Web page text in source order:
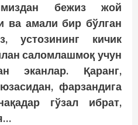
бежиз жой
ва амали бир бўлган
устозининг кичик
саломлашмоқ учун
эканлар. Қаранг,
фарзандига
гўзал ибрат,